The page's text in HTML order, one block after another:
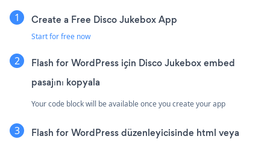
Create a Free Disco Jukebox App
Start for free now
Flash for WordPress için Disco Jukebox embed
pasajını kopyala
Your code block will be available once you create your app
Flash for WordPress düzenleyicisinde html veya